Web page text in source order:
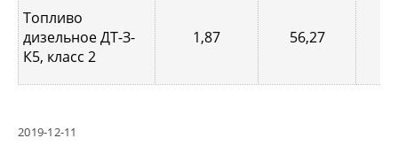
Топливо
дизельное ДТ-З-
К5, класс 2
1,87 56,27
2019-12-11